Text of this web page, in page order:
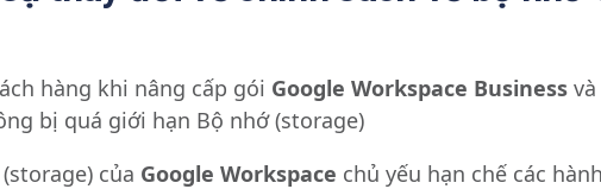
hàng khi nâng cấp gói Google Workspace Business
bị quá giới hạn Bộ nhớ (storage)
của Google Workspace chủ yếu hạn chế các